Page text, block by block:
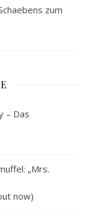
zum
– Das
„Mrs.
now)